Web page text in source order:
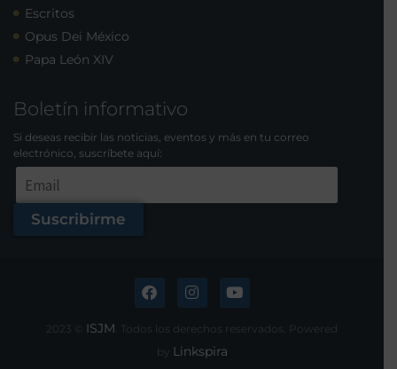
Escritos
Opus Dei México
Papa León XIV
Boletín informativo
Si deseas recibir las noticias, eventos y más en tu correo
electrónico, suscríbete aquí:
Suscribirme
2023 © ISJM . Todos los derechos reservados. Powered
by Linkspira